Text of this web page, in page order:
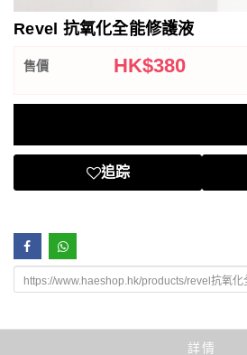
Revel 抗氧化全能修護液
售價 HK$380
追踪
詳情